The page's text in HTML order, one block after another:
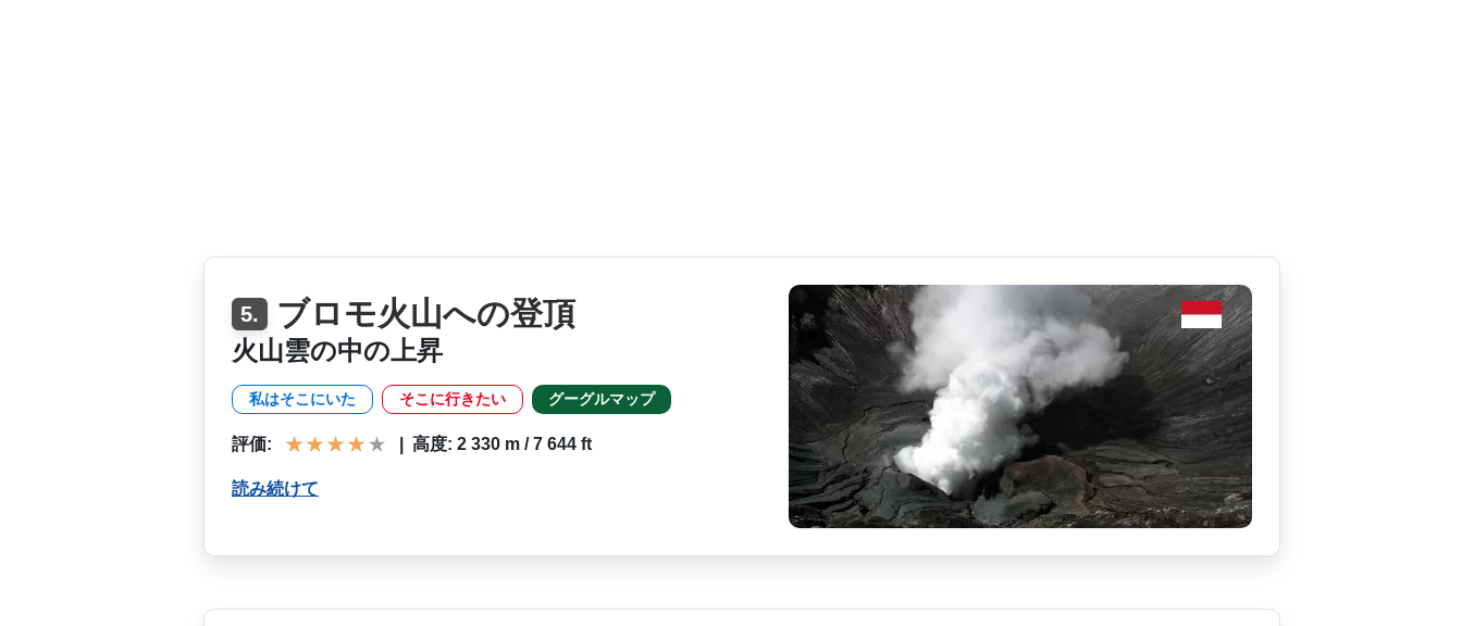
5. ブロモ火山への登頂
火山雲の中の上昇
私はそこにいた そこに行きたい グーグルマップ
評価: 高度: 2 330 m / 7 644 ft
読み続けて